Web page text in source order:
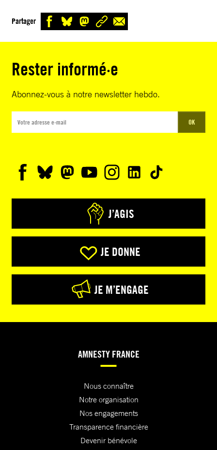
Partager
Rester informé·e
Abonnez-vous à notre newsletter hebdo.
OK
J’AGIS
JE DONNE
JE M’ENGAGE
AMNESTY FRANCE
Nous connaître
Notre organisation
Nos engagements
Transparence financière
Devenir bénévole